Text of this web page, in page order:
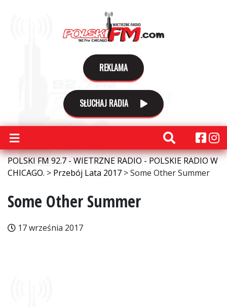
REKLAMA
SŁUCHAJ RADIA
POLSKI FM 92.7 - WIETRZNE RADIO - POLSKIE RADIO W
CHICAGO. > Przebój Lata 2017 >Some Other Summer
Some Other Summer
17 września 2017